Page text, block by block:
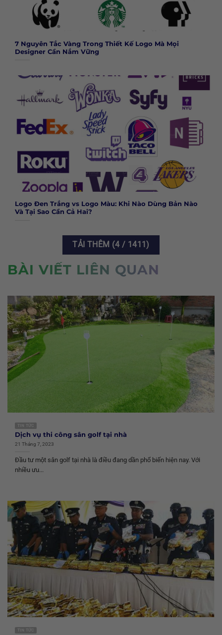
7 Nguyên Tắc Vàng Trong Thiết Kế Logo Mà Mọi
Designer Cần Nắm Vững
Logo Đen Trắng vs Logo Màu: Khi Nào Dùng Bản Nào
Và Tại Sao Cần Cả Hai?
TẢI THÊM (4/ 1411)
BÀI VIẾT LIÊN QUAN
TIN TỨC
Dịch vụ thi công sân golf tại nhà
21 Tháng 7, 2023
Đầu tư một sân golf tại nhà là điều đang dần phổ biến hiện nay. Với
nhiều ưu...
TIN TỨC